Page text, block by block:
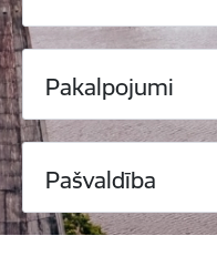
Pakalpojumi
Pašvaldība